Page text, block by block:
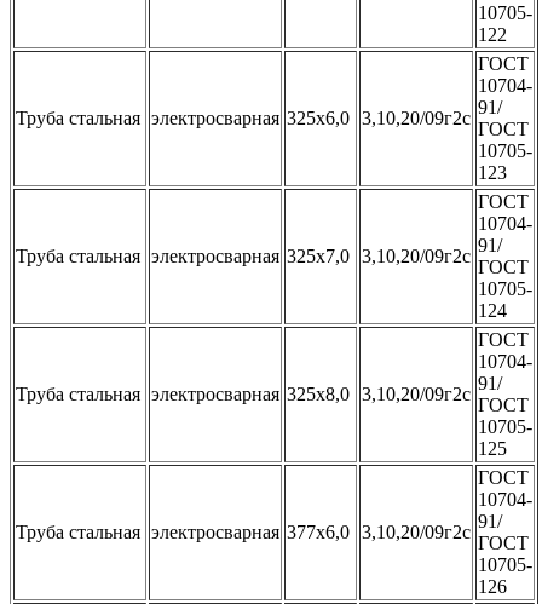
10705-
122
Труба стальная электросварная 325x6,0 3,10,20/09г2с
ГОСТ
10704-
91/
ГОСТ
10705-
123
Труба стальная электросварная 325x7,0 3,10,20/09г2с
ГОСТ
10704-
91/
ГОСТ
10705-
124
Труба стальная электросварная 325x8,0 3,10,20/09г2с
ГОСТ
10704-
91/
ГОСТ
10705-
125
Труба стальная электросварная 377x6,0 3,10,20/09г2с
ГОСТ
10704-
91/
ГОСТ
10705-
126